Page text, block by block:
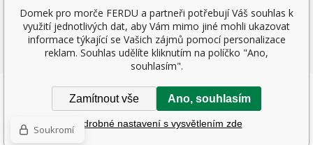
Copyright © 2026 Rostislav Hňátek
Všechna práva vyhrazena.
WWW stránkydodalBINARGON.cz-Mapa stránek
Domek pro morče FERDU a partneři potřebují Váš souhlas k
využití jednotlivých dat, aby Vám mimo jiné mohli ukazovat
informace týkající se Vašich zájmů pomocí personalizace
reklam. Souhlas udělíte kliknutím na políčko "Ano,
souhlasím".
Zamítnout vše Ano, souhlasím
Podrobné nastavení s vysvětlením zde
Soukromí